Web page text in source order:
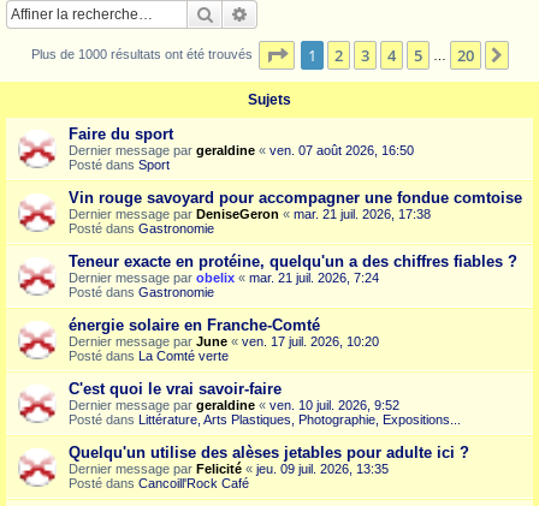
c
Rechercher
Plus de 1000 résultats ont été trouvés Page 1sur20
1 2 3 4 5 20
Sujets
Faire du sport
Dernier message par geraldine « ven. 07 août 2026, 16:50
Posté dans Sport
Vin rouge savoyard pour accompagner une fondue comtoise
Dernier message par DeniseGeron « mar. 21 juil. 2026, 17:38
Posté dans Gastronomie
Teneur exacte en protéine, quelqu'un a des chiffres fiables ?
Dernier message par obelix « mar. 21 juil. 2026, 7:24
Posté dans Gastronomie
énergie solaire en Franche-Comté
Dernier message par June « ven. 17 juil. 2026, 10:20
Posté dans La Comté verte
C'est quoi le vrai savoir-faire
Dernier message par geraldine « ven. 10 juil. 2026, 9:52
Posté dans Littérature, Arts Plastiques, Photographie, Expositions...
Quelqu'un utilise des alèses jetables pour adulte ici ?
Dernier message par Felicité « jeu. 09 juil. 2026, 13:35
Posté dans Cancoill'Rock Café